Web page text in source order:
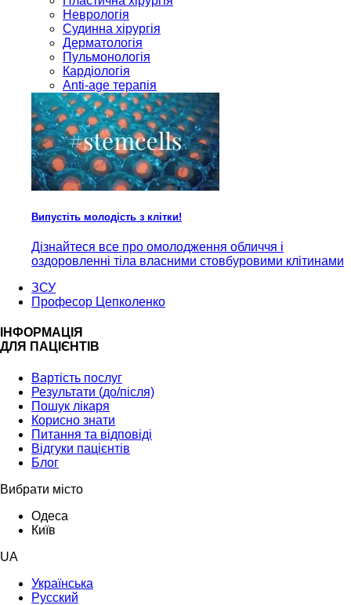
Неврологія
Судинна хірургія
Дерматологія
Пульмонологія
Кардiологія
Anti-age терапія
Випустіть молодість з клітки!
Дізнайтеся все про омолодження обличчя і
оздоровленні тіла власними стовбуровими клітинами
ЗСУ
Професор Цепколенко
ІНФОРМАЦІЯ
ДЛЯ ПАЦІЄНТІВ
Вартість послуг
Результати (до/після)
Пошук лікаря
Корисно знати
Питання та відповіді
Відгуки пацієнтів
Блог
Вибрати місто
Одеса
Київ
UA
Українська
Русский